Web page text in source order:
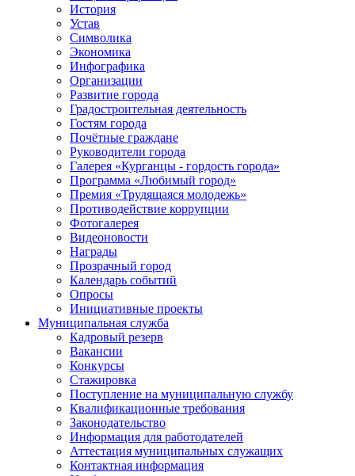
История
Устав
Символика
Экономика
Инфографика
Организации
Развитие города
Градостроительная деятельность
Гостям города
Почётные граждане
Руководители города
Галерея «Курганцы - гордость города»
Программа «Любимый город»
Премия «Трудящаяся молодежь»
Противодействие коррупции
Фотогалерея
Видеоновости
Награды
Прозрачный город
Календарь событий
Опросы
Инициативные проекты
Муниципальная служба
Кадровый резерв
Вакансии
Конкурсы
Стажировка
Поступление на муниципальную службу
Квалификационные требования
Законодательство
Информация для работодателей
Аттестация муниципальных служащих
Контактная информация